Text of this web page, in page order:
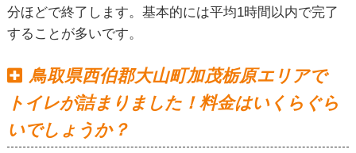
分ほどで終了します。基本的には平均1時間以内で完了
することが多いです。
鳥取県西伯郡大山町加茂栃原エリアで
トイレが詰まりました！料金はいくらぐら
いでしょうか？